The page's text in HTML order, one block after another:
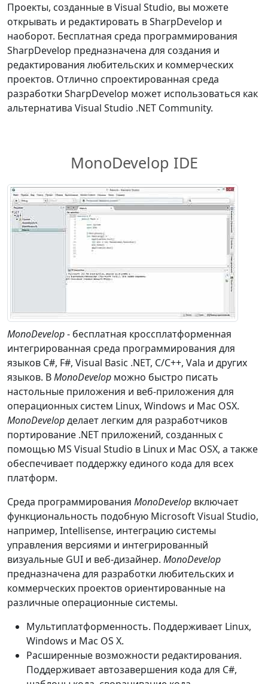
Проекты, созданные в Visual Studio, вы можете
открывать и редактировать в SharpDevelop и
наоборот. Бесплатная среда программирования
SharpDevelop предназначена для создания и
редактирования любительских и коммерческих
проектов. Отлично спроектированная среда
разработки SharpDevelop может использоваться как
альтернатива Visual Studio .NET Community.
MonoDevelop IDE
MonoDevelop- бесплатная кроссплатформенная
интегрированная среда программирования для
языков C#, F#, Visual Basic .NET, C/C++, Vala и других
языков. ВMonoDevelop можно быстро писать
настольные приложения и веб-приложения для
операционных систем Linux, Windows и Mac OSX.
MonoDevelopделает легким для разработчиков
портирование .NET приложений, созданных с
помощью MS Visual Studio в Linux и Mac OSX, а также
обеспечивает поддержку единого кода для всех
платформ.
Среда программирования MonoDevelop включает
функциональность подобную Microsoft Visual Studio,
например, Intellisense, интеграцию системы
управления версиями и интегрированный
визуальные GUI и веб-дизайнер. MonoDevelop
предназначена для разработки любительских и
коммерческих проектов ориентированные на
различные операционные системы.
Мультиплатформенность. Поддерживает Linux,
Windows и Mac OS X.
Расширенные возможности редактирования.
Поддерживает автозавершения кода для C#,